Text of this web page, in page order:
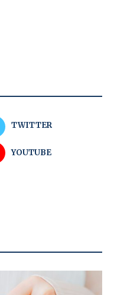
TWITTER
YOUTUBE